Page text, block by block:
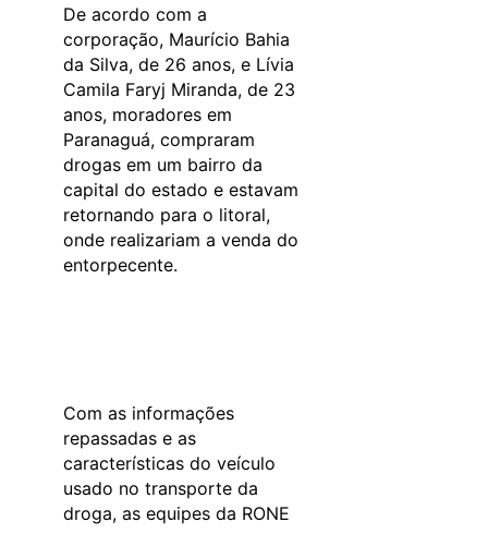
De acordo com a
corporação, Maurício Bahia
da Silva, de 26 anos, e Lívia
Camila Faryj Miranda, de 23
anos, moradores em
Paranaguá, compraram
drogas em um bairro da
capital do estado e estavam
retornando para o litoral,
onde realizariam a venda do
entorpecente.
Com as informações
repassadas e as
características do veículo
usado no transporte da
droga, as equipes da RONE